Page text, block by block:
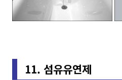
11. 섬유유연제